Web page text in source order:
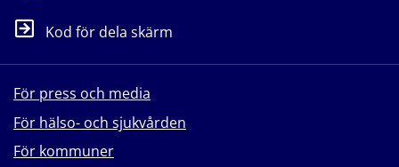
Kod för dela skärm
För press och media
För hälso- och sjukvården
För kommuner